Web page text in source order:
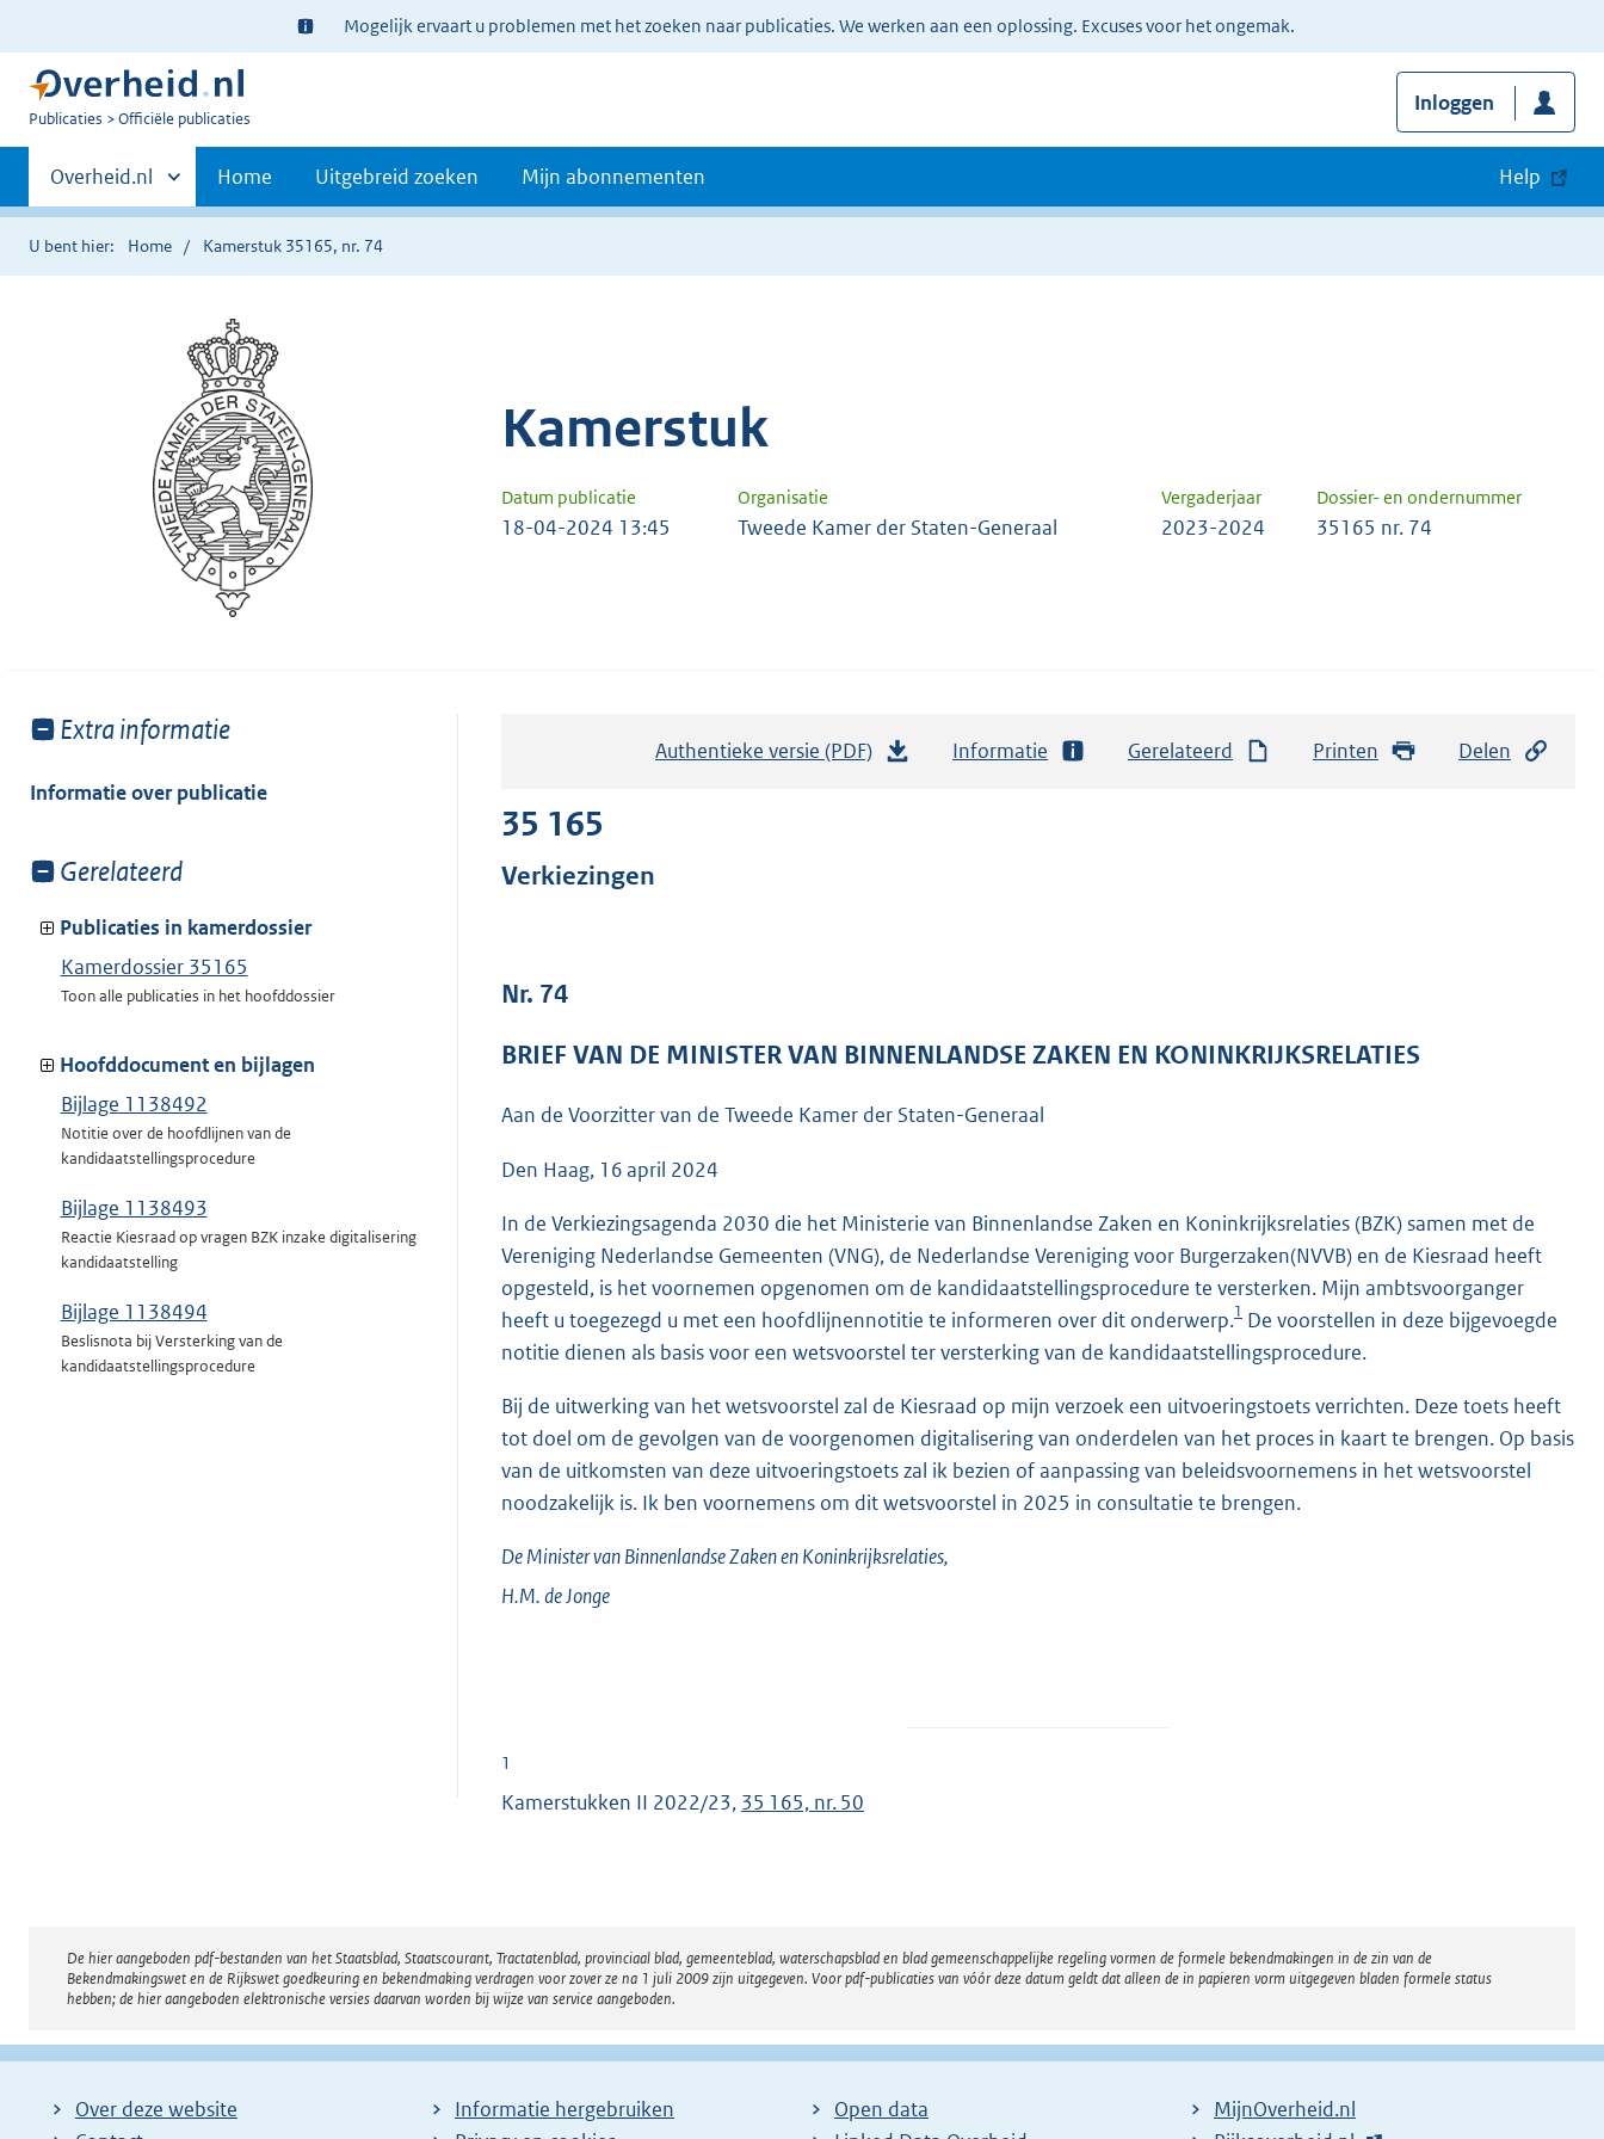
Ter
informatie:
Mogelijk ervaart u problemen met het zoeken naar publicaties. We werken aan een oplossing. Excuses voor het ongemak.
U
Publicaties Officiële publicaties
Inloggen
Primaire
navigatie
Andere
sites
binnen
Overheid.nl Home Uitgebreid zoeken Mijn abonnementen Help
U bent hier: Home Kamerstuk 35165, nr. 74
Kamerstuk
Datum publicatie Organisatie Vergaderjaar Dossier- en ondernummer
18-04-2024 13:45 Tweede Kamer der Staten-Generaal 2023-2024 35165 nr. 74
Toon
van:
Extra informatie
Informatie over publicatie
Toon
van:
Gerelateerd
Publicaties in kamerdossier
Kamerdossier 35165
Toon alle publicaties in het hoofddossier
Hoofddocument en bijlagen
Bijlage 1138492
Notitie over de hoofdlijnen van de
kandidaatstellingsprocedure
Bijlage 1138493
Reactie Kiesraad op vragen BZK inzake digitalisering
kandidaatstelling
Bijlage 1138494
Beslisnota bij Versterking van de
kandidaatstellingsprocedure
Authentieke versie (PDF)
r
o
:
3
6
K
b
Informatie Gerelateerd Printen Delen
35 165
Verkiezingen
Nr. 74
BRIEF VAN DE MINISTER VAN BINNENLANDSE ZAKEN EN KONINKRIJKSRELATIES
Aan de Voorzitter van de Tweede Kamer der Staten-Generaal
Den Haag, 16 april 2024
In de Verkiezingsagenda 2030 die het Ministerie van Binnenlandse Zaken en Koninkrijksrelaties (BZK) samen met de
Vereniging Nederlandse Gemeenten (VNG), de Nederlandse Vereniging voor Burgerzaken(NVVB) en de Kiesraad heeft
opgesteld, is het voornemen opgenomen om de kandidaatstellingsprocedure te versterken. Mijn ambtsvoorganger
heeft u toegezegd u met een hoofdlijnennotitie te informeren over dit onderwerp.1 De voorstellen in deze bijgevoegde
notitie dienen als basis voor een wetsvoorstel ter versterking van de kandidaatstellingsprocedure.
Bij de uitwerking van het wetsvoorstel zal de Kiesraad op mijn verzoek een uitvoeringstoets verrichten. Deze toets heeft
tot doel om de gevolgen van de voorgenomen digitalisering van onderdelen van het proces in kaart te brengen. Op basis
van de uitkomsten van deze uitvoeringstoets zal ik bezien of aanpassing van beleidsvoornemens in het wetsvoorstel
noodzakelijk is. Ik ben voornemens om dit wetsvoorstel in 2025 in consultatie te brengen.
De Minister van Binnenlandse Zaken en Koninkrijksrelaties,
H.M. deJonge
1
Kamerstukken II 2022/23, 35 165, nr. 50
Disclaimer
De hier aangeboden pdf-bestanden van het Staatsblad, Staatscourant, Tractatenblad, provinciaal blad, gemeenteblad, waterschapsblad en blad gemeenschappelijke regeling vormen de formele bekendmakingen in de zin van de
Bekendmakingswet en de Rijkswet goedkeuring en bekendmaking verdragen voor zover ze na 1 juli 2009 zijn uitgegeven. Voor pdf-publicaties van vóór deze datum geldt dat alleen de in papieren vorm uitgegeven bladen formele status
hebben; de hier aangeboden elektronische versies daarvan worden bij wijze van service aangeboden.
Over deze website
Informatie hergebruiken
Open data
MijnOverheid.nl